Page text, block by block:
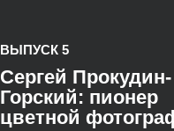
ВЫПУСК 5
Сергей Прокудин-
Горский: пионер
цветной